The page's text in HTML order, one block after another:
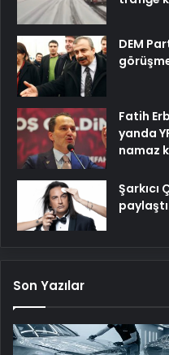
DEM
Fatih
yanda
namaz
Şarkıcı
Son Yazılar